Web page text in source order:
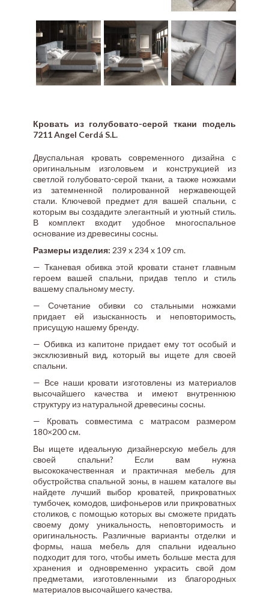
Кровать из голубовато-серой ткани mодель
7211 Angel Cerdá S.L.
Двуспальная кровать современного дизайна с
оригинальным изголовьем и конструкцией из
светлой голубовато-серой ткани, а также ножками
из затемненной полированной нержавеющей
стали. Ключевой предмет для вашей спальни, с
которым вы создадите элегантный и уютный стиль.
В комплект входит удобное многоспальное
основание из древесины сосны.
Размеры изделия: 239 x 234 x 109 cm.
— Тканевая обивка этой кровати станет главным
героем вашей спальни, придав тепло и стиль
вашему спальному месту.
— Сочетание обивки со стальными ножками
придает ей изысканность и неповторимость,
присущую нашему бренду.
— Обивка из капитоне придает ему тот особый и
эксклюзивный вид, который вы ищете для своей
спальни.
— Все наши кровати изготовлены из материалов
высочайшего качества и имеют внутреннюю
структуру из натуральной древесины сосны.
— Кровать совместима с матрасом размером
180×200 см.
Вы ищете идеальную дизайнерскую мебель для
своей спальни? Если вам нужна
высококачественная и практичная мебель для
обустройства спальной зоны, в нашем каталоге вы
найдете лучший выбор кроватей, прикроватных
тумбочек, комодов, шифоньеров или прикроватных
столиков, с помощью которых вы сможете придать
своему дому уникальность, неповторимость и
оригинальность. Различные варианты отделки и
формы, наша мебель для спальни идеально
подходит для того, чтобы иметь больше места для
хранения и одновременно украсить свой дом
предметами, изготовленными из благородных
материалов высочайшего качества.